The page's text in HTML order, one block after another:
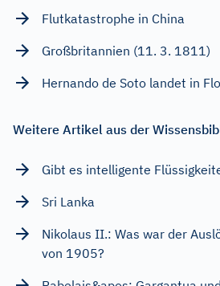
Flutkatastrophe in China
Großbritannien (11. 3. 1811)
Hernando de Soto landet in
Weitere Artikel aus der
Gibt es intelligente
Sri Lanka
Nikolaus II.: Was war der
von 1905?